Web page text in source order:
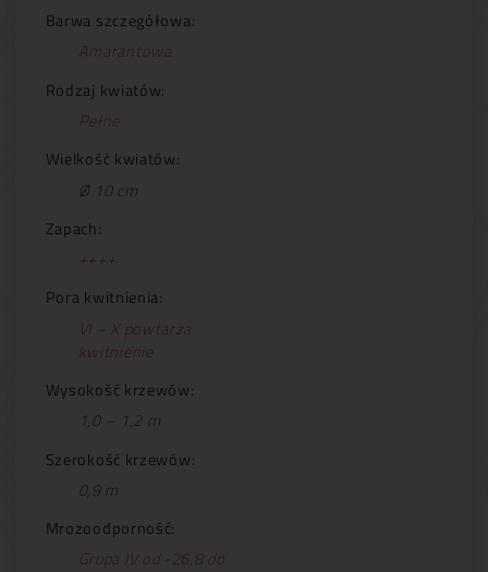
Barwa szczegółowa:
Amarantowa
Rodzaj kwiatów:
Pełne
Wielkość kwiatów:
Ø 10 cm
Zapach:
++++
Pora kwitnienia:
VI – X powtarza
kwitnienie
Wysokość krzewów:
1,0 – 1,2 m
Szerokość krzewów:
0,9 m
Mrozoodporność:
Grupa IV od -26,8 do